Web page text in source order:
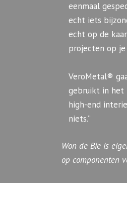
eenmaal
echt iets
echt op de
projecten op je
VeroMetal®
gebruikt in het
high-end
niets.”
Won de Bie is
op componenten